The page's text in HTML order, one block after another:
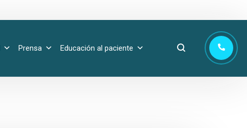
Prensa Educación al paciente